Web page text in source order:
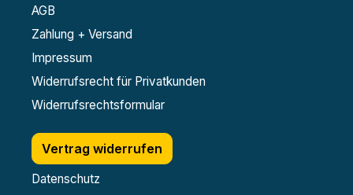
AGB
Zahlung + Versand
Impressum
Widerrufsrecht für Privatkunden
Widerrufsrechtsformular
Vertrag widerrufen
Datenschutz